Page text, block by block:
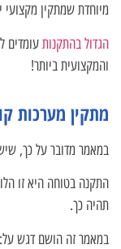
מיוחדת שמתקין מקצועי
הגדול בהתקנותעומדים
והמקצועית ביותר!
מתקין מערכות
במאמר מדובר על כך,
התקנה בטוחה היא זו
תהיה כך.
במאמר זה הושם דגש על: